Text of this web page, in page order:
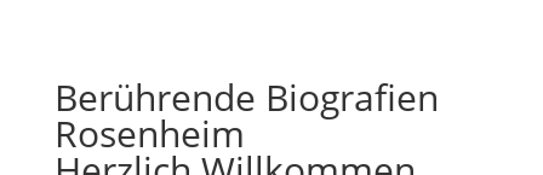
Berührende Biografien
Rosenheim